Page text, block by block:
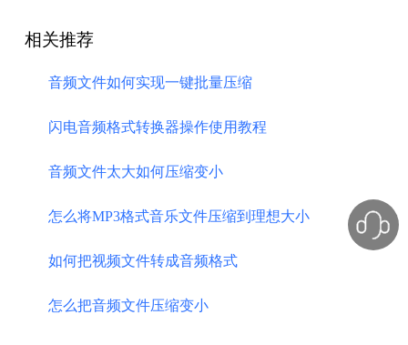
相关推荐
音频文件如何实现一键批量压缩
闪电音频格式转换器操作使用教程
音频文件太大如何压缩变小
怎么将MP3格式音乐文件压缩到理想大小
如何把视频文件转成音频格式
怎么把音频文件压缩变小